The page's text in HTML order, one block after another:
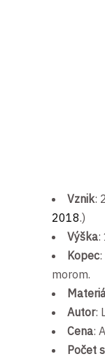
Vznik:
2018.)
Výška:
Kopec
morom.
Autor:
Cena:
Počet